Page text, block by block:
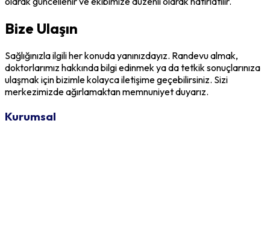
Bize Ulaşın
Sağlığınızla ilgili her konuda yanınızdayız. Randevu almak,
doktorlarımız hakkında bilgi edinmek ya da tetkik sonuçlarınıza
ulaşmak için bizimle kolayca iletişime geçebilirsiniz. Sizi
merkezimizde ağırlamaktan memnuniyet duyarız.
Kurumsal